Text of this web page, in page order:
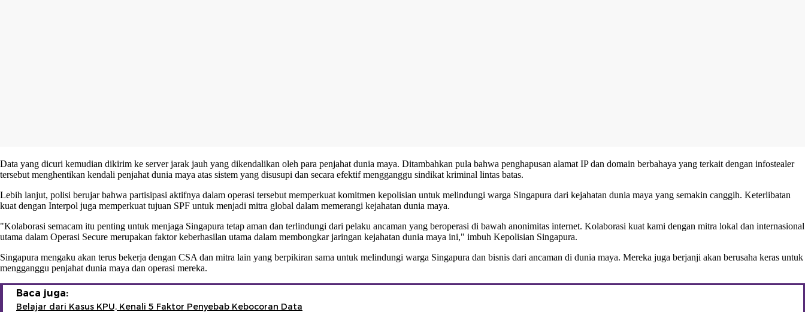
Data yang dicuri kemudian dikirim ke server jarak jauh yang dikendalikan oleh para penjahat dunia maya. Ditambahkan pula bahwa penghapusan alamat IP dan domain berbahaya yang terkait dengan infostealer
tersebut menghentikan kendali penjahat dunia maya atas sistem yang disusupi dan secara efektif mengganggu sindikat kriminal lintas batas.
Lebih lanjut, polisi berujar bahwa partisipasi aktifnya dalam operasi tersebut memperkuat komitmen kepolisian untuk melindungi warga Singapura dari kejahatan dunia maya yang semakin canggih. Keterlibatan
kuat dengan Interpol juga memperkuat tujuan SPF untuk menjadi mitra global dalam memerangi kejahatan dunia maya.
"Kolaborasi semacam itu penting untuk menjaga Singapura tetap aman dan terlindungi dari pelaku ancaman yang beroperasi di bawah anonimitas internet. Kolaborasi kuat kami dengan mitra lokal dan internasional
utama dalam Operasi Secure merupakan faktor keberhasilan utama dalam membongkar jaringan kejahatan dunia maya ini," imbuh Kepolisian Singapura.
Singapura mengaku akan terus bekerja dengan CSA dan mitra lain yang berpikiran sama untuk melindungi warga Singapura dan bisnis dari ancaman di dunia maya. Mereka juga berjanji akan berusaha keras untuk
mengganggu penjahat dunia maya dan operasi mereka.
Baca juga:
Belajar dari Kasus KPU, Kenali 5 Faktor Penyebab Kebocoran Data